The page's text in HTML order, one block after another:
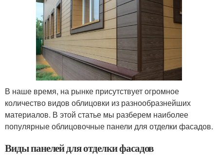
В наше время, на рынке присутствует огромное
количество видов облицовки из разнообразнейших
материалов. В этой статье мы разберем наиболее
популярные облицовочные панели для отделки фасадов.
Виды панелей для отделки фасадов